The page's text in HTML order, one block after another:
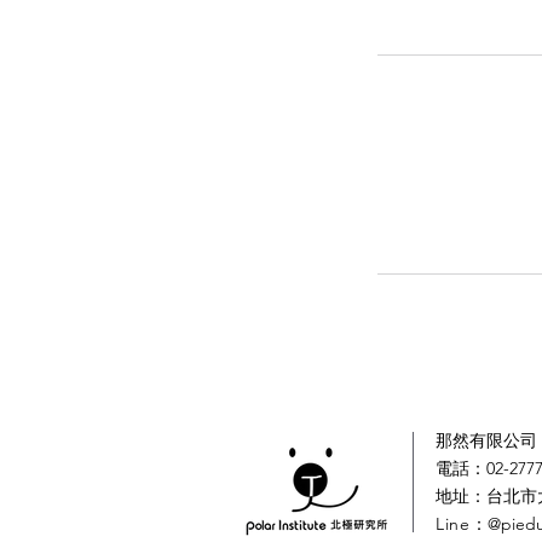
那然有限公
電話：02-
地址：台北市
Line ：